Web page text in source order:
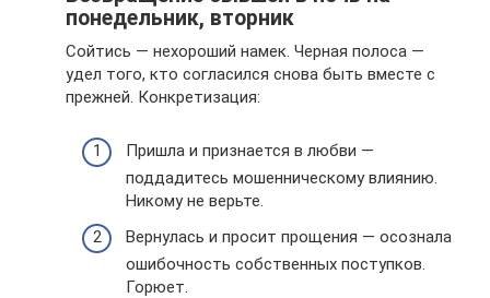
понедельник, вторник
Сойтись — нехороший намек. Черная полоса —
удел того, кто согласился снова быть вместе с
прежней. Конкретизация:
Пришла и признается в любви —
поддадитесь мошенническому влиянию.
Никому не верьте.
Вернулась и просит прощения — осознала
ошибочность собственных поступков.
Горюет.